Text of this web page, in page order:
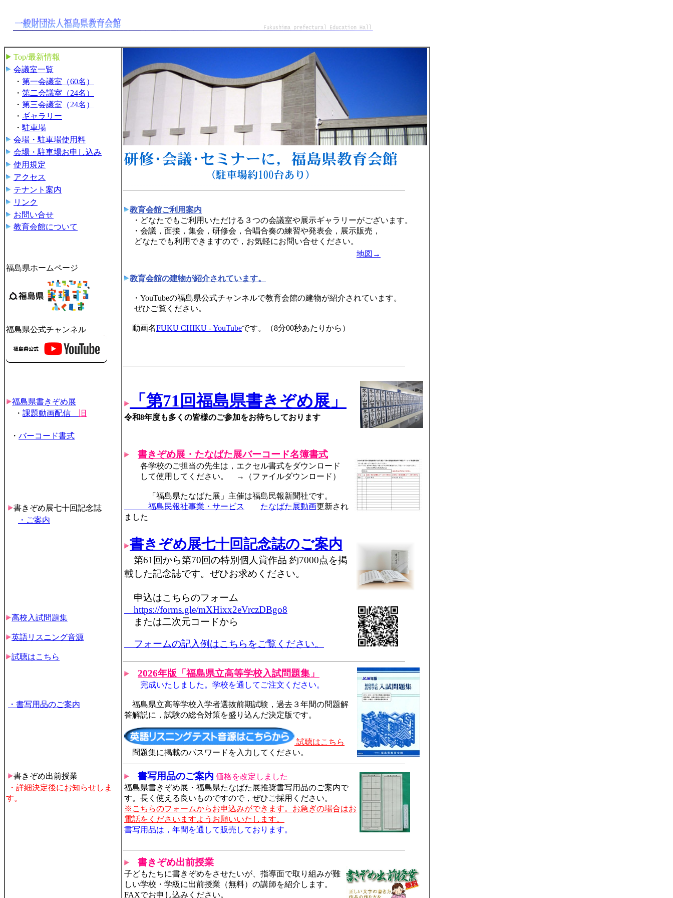
Top/最新情報
会議室一覧
・ 第一会議室（60名）
・ 第二会議室（24名）
・ 第三会議室（24名）
・ ギャラリー
・ 駐車場
会場・駐車場使用料
会場・駐車場お申し込み
使用規定
アクセス
テナント案内
リンク
お問い合せ
教育会館について
福島県ホームページ
福島県公式チャンネル
福島県書きぞめ展
・ 課題動画配信 旧
・ バーコード書式
書きぞめ展七十回記念誌
・ご案内
高校入試問題集
英語リスニング音源
試聴はこちら
・書写用品のご案内
書きぞめ出前授業
・詳細決定後にお知らせしま
す。
教育会館ご利用案内
・どなたでもご利用いただける３つの会議室や展示ギャラリーがございます。
・会議，面接，集会，研修会，合唱合奏の練習や発表会，展示販売，
どなたでも利用できますので，お気軽にお問い合せください。
地図→
教育会館の建物が紹介されています。
・YouTubeの福島県公式チャンネルで教育会館の建物が紹介されています。
ぜひご覧ください。
動画名FUKU CHIKU - YouTubeです。（8分00秒あたりから）
「第71回福島県書きぞめ展」
令和8年度も多くの皆様のご参加をお待ちしております
書きぞめ展・たなばた展バーコード名簿書式
各学校のご担当の先生は，エクセル書式をダウンロード
して使用してください。 →（ファイルダウンロード）
「福島県たなばた展」主催は福島民報新聞社です。
福島民報社事業・サービス
たなばた展動画更新され
ました
書きぞめ展七十回記念誌のご案内
第61回から第70回の特別個人賞作品 約7000点を掲
載した記念誌です。ぜひお求めください。
申込はこちらのフォーム
https://forms.gle/mXHixx2eVrczDBgo8
または二次元コードから
フォームの記入例はこちらをご覧ください。
2026年版「福島県立高等学校入試問題集」
完成いたしました。学校を通してご注文ください。
福島県立高等学校入学者選抜前期試験，過去３年間の問題解
答解説に，試験の総合対策を盛り込んだ決定版です。
試聴はこちら
問題集に掲載のパスワードを入力してください。
書写用品のご案内 価格を改定しました
福島県書きぞめ展・福島県たなばた展推奨書写用品のご案内で
す。長く使える良いものですので，ぜひご採用ください。
※こちらのフォームからお申込みができます。お急ぎの場合はお
電話をくださいますようお願いいたします。
書写用品は，年間を通して販売しております。
書きぞめ出前授業
子どもたちに書きぞめをさせたいが、指導面で取り組みが難
しい学校・学級に出前授業（無料）の講師を紹介します。
FAXでお申し込みください。